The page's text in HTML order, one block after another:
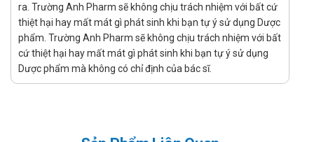
Tuỳ vào độ tuổi cũng như tình trạng bệnh mà có thời gian
điều trị khác nhau. Tham khảo ý kiến của các bác sĩ trước
khi sử dụng.
Không sử dụng trong trường hợp nào?
Cảnh báo và thận trọng trong quá trình
ra. Trường Anh Pharm sẽ không chịu trách nhiệm với bất cứ
thiệt hại hay mất mát gì phát sinh khi bạn tự ý sử dụng Dược
phẩm. Trường Anh Pharm sẽ không chịu trách nhiệm với bất
cứ thiệt hại hay mất mát gì phát sinh khi bạn tự ý sử dụng
Dược phẩm mà không có chỉ định của bác sĩ.